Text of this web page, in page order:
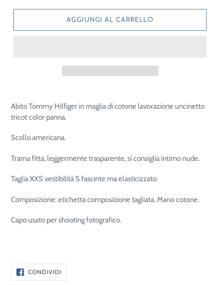
AGGIUNGI AL CARRELLO
Abito Tommy Hilfiger in maglia di cotone lavorazione uncinetto
tricot color panna.
Scollo americana.
Trama fitta, leggermente trasparente, si consiglia intimo nude.
Taglia XXS vestibilità S fascinte ma elasticizzato
Composizione: etichetta composizione tagliata. Mano cotone.
Capo usato per shooting fotografico.
CONDIVIDI